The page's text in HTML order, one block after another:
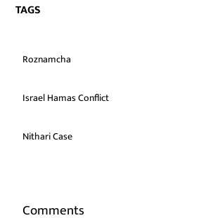
TAGS
Roznamcha
Israel Hamas Conflict
Nithari Case
Comments